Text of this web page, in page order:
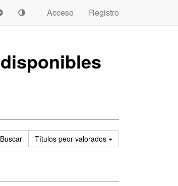
Acceso
Registro
disponibles
Buscar Títulos peor valorados Ordenar